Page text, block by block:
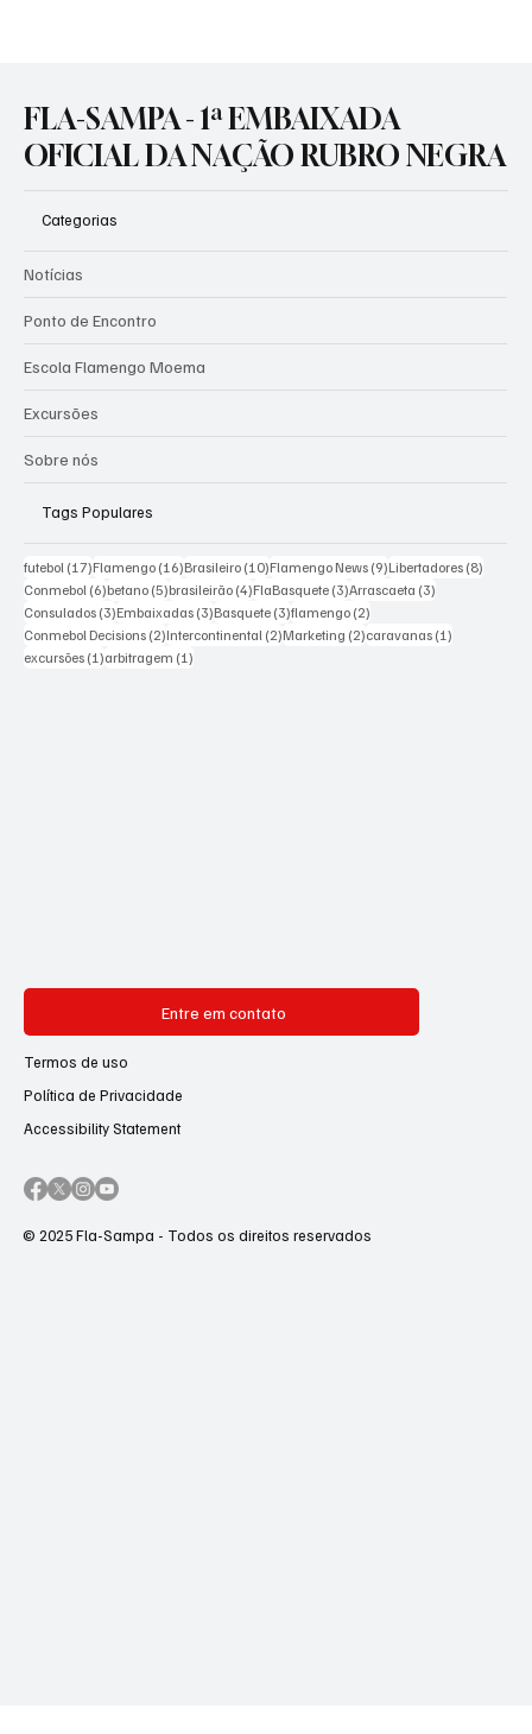
do Vasco
FLA-SAMPA - 1ª EMBAIXADA
OFICIAL DA NAÇÃO RUBRO NEGRA
Categorias
Notícias
Ponto de Encontro
Escola Flamengo Moema
Excursões
Sobre nós
Tags Populares
futebol (17)17 posts
Flamengo (16)16 posts
Brasileiro (10)10 posts
Flamengo News (9)9 posts
Libertadores (8)
Conmebol (6)6 posts
betano (5)5 posts
brasileirão (4)4 posts
FlaBasquete (3)3 posts
Arrascaeta (3)
Consulados (3)3 posts
Embaixadas (3)3 posts
Basquete (3)3 posts
flamengo (2)
Conmebol Decisions (2)2 posts
Intercontinental (2)2 posts
Marketing (2)2 posts
caravanas (1)
excursões (1)1 post
arbitragem (1)
Entre em contato
Termos de uso
Política de Privacidade
Accessibility Statement
© 2025 Fla-Sampa - Todos os direitos reservados